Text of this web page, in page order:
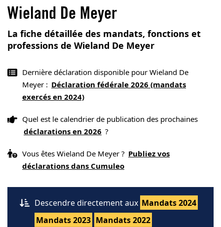
Wieland De Meyer
La fiche détaillée des mandats, fonctions et
professions de Wieland De Meyer
Dernière déclaration disponible pour Wieland De
Meyer : Déclaration fédérale 2026 (mandats
exercés en 2024)
Quel est le calendrier de publication des prochaines
déclarations en 2026 ?
Vous êtes Wieland De Meyer ? Publiez vos
déclarations dans Cumuleo
Descendre directement aux Mandats 2024
Mandats 2023 Mandats 2022